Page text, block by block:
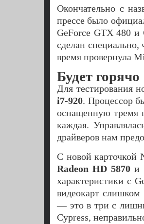
Окончательно с
прессе было
GeForce GTX 480 и
сделан специально,
время провернула
Будет горячо
Для тестирования
i7-920. Процессор
оснащенную тремя
каждая.
драйверов нам
С новой
Radeon HD 5870и
характеристики с
видеокарт
— это в три с
Cypress,